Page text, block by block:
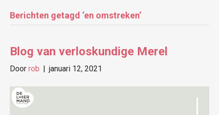
Berichten getagd ‘en omstreken’
Blog van verloskundige Merel
Door rob | januari 12, 2021